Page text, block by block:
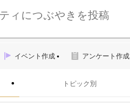
ィにつぶやきを投稿
イベント作成 アンケート作成
トピック別